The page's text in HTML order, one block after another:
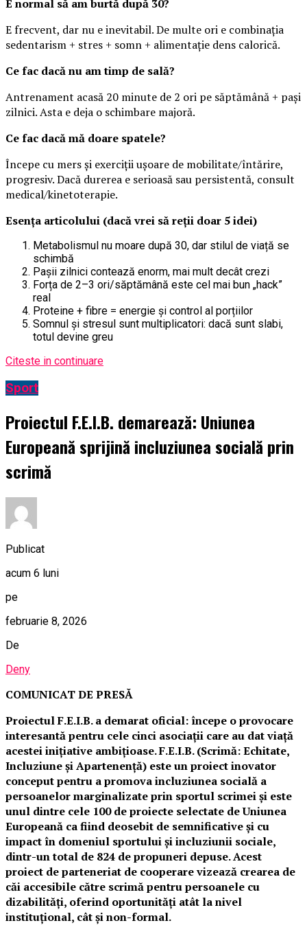
E normal să am burtă după 30?
E frecvent, dar nu e inevitabil. De multe ori e combinația
sedentarism + stres + somn + alimentație dens calorică.
Ce fac dacă nu am timp de sală?
Antrenament acasă 20 minute de 2 ori pe săptămână + pași
zilnici. Asta e deja o schimbare majoră.
Ce fac dacă mă doare spatele?
Începe cu mers și exerciții ușoare de mobilitate/întărire,
progresiv. Dacă durerea e serioasă sau persistentă, consult
medical/kinetoterapie.
Esența articolului (dacă vrei să reții doar 5 idei)
Metabolismul nu moare după 30, dar stilul de viață se
schimbă
Pașii zilnici contează enorm, mai mult decât crezi
Forța de 2–3 ori/săptămână este cel mai bun „hack”
real
Proteine + fibre = energie și control al porțiilor
Somnul și stresul sunt multiplicatori: dacă sunt slabi,
totul devine greu
Citeste in continuare
Sport
Proiectul F.E.I.B. demarează: Uniunea
Europeană sprijină incluziunea socială prin
scrimă
Publicat
acum 6 luni
pe
februarie 8, 2026
De
Deny
COMUNICAT DE PRESĂ
Proiectul F.E.I.B. a demarat oficial: începe o provocare
interesantă pentru cele cinci asociații care au dat viață
acestei inițiative ambițioase. F.E.I.B. (Scrimă: Echitate,
Incluziune și Apartenență) este un proiect inovator
conceput pentru a promova incluziunea socială a
persoanelor marginalizate prin sportul scrimei și este
unul dintre cele 100 de proiecte selectate de Uniunea
Europeană ca fiind deosebit de semnificative și cu
impact în domeniul sportului și incluziunii sociale,
dintr-un total de 824 de propuneri depuse. Acest
proiect de parteneriat de cooperare vizează crearea de
căi accesibile către scrimă pentru persoanele cu
dizabilități, oferind oportunități atât la nivel
instituțional, cât și non-formal.